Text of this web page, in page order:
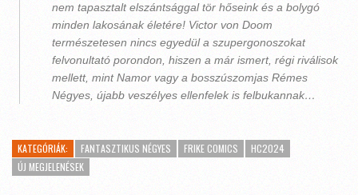
nem tapasztalt elszántsággal tör hőseink és a bolygó
minden lakosának életére! Victor von Doom
természetesen nincs egyedül a szupergonoszokat
felvonultató porondon, hiszen a már ismert, régi riválisok
mellett, mint Namor vagy a bosszúszomjas Rémes
Négyes, újabb veszélyes ellenfelek is felbukannak…
KATEGÓRIÁK: FANTASZTIKUS NÉGYES FRIKE COMICS
HC2024
ÚJ MEGJELENÉSEK